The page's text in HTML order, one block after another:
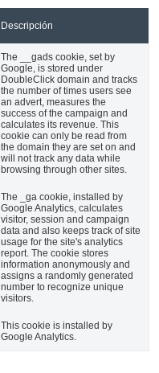
Descripción
The __gads cookie, set by
Google, is stored under
DoubleClick domain and tracks
the number of times users see
an advert, measures the
success of the campaign and
calculates its revenue. This
cookie can only be read from
the domain they are set on and
will not track any data while
browsing through other sites.
The _ga cookie, installed by
Google Analytics, calculates
visitor, session and campaign
data and also keeps track of site
usage for the site's analytics
report. The cookie stores
information anonymously and
assigns a randomly generated
number to recognize unique
visitors.
This cookie is installed by
Google Analytics.